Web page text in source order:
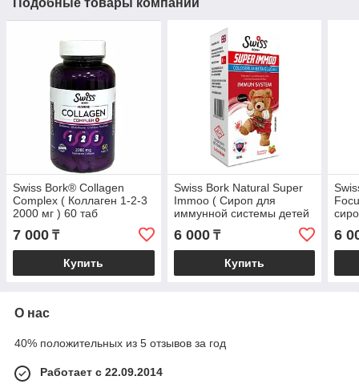
Swiss Bork® Collagen
Complex ( Коллаген 1-2-3
2000 мг ) 60 таб
7 000 ₸
Купить
Swiss Bork Natural Super
Immoo ( Сироп для
иммунной системы детей
) 150 мг
6 000₸
Купить
150
6
О нас
40% положительных из 5 отзывов за год
Работает с 22.09.2014